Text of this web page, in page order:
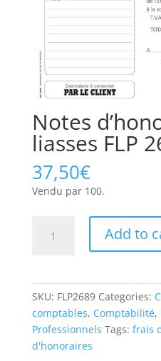
Notes
liasses FLP
37,50€
Vendu par 100.
d'honoraires
quantity
Add to
SKU: FLP2689 Categories:
comptables, Comptabilité,
Professionnels Tags: frais
d'honoraires